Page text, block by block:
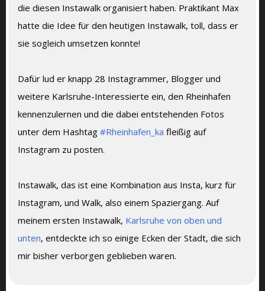
die diesen Instawalk organisiert haben. Praktikant Max
hatte die Idee für den heutigen Instawalk, toll, dass er
sie sogleich umsetzen konnte!
Dafür lud er knapp 28 Instagrammer, Blogger und
weitere Karlsruhe-Interessierte ein, den Rheinhafen
kennenzulernen und die dabei entstehenden Fotos
unter dem Hashtag #Rheinhafen_ka fleißig auf
Instagram zu posten.
Instawalk, das ist eine Kombination aus Insta, kurz für
Instagram, und Walk, also einem Spaziergang. Auf
meinem ersten Instawalk, Karlsruhe von oben und
unten, entdeckte ich so einige Ecken der Stadt, die sich
mir bisher verborgen geblieben waren.